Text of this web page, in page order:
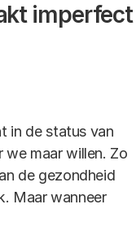
imperfect
in de status van
we maar willen. Zo
de gezondheid
Maar wanneer